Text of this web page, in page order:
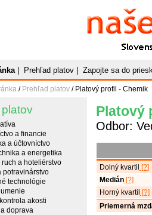
Naše
Slovenský
| Prehľad platov Zapojte sa do
/ Prehľad platov / Platový profil - Chemik
a financie
a účtovníctvo
a energetika
ruch a hoteliérstvo
potravinárstvo
technológie
akosti
doprava
Platový
Odbor:
Dolný kvartil
[?]
Medián[?]
Horný kvartil
[?]
Priemerná